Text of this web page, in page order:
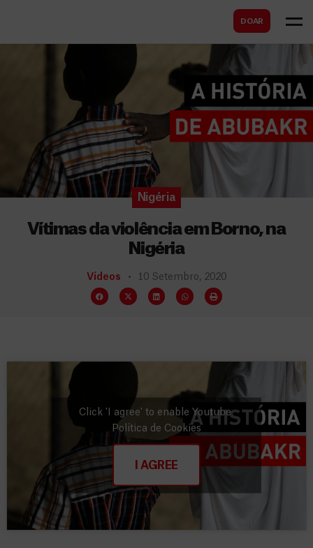
DOAR
Nigéria
Vítimas da violência em Borno, na
Nigéria
Vídeos 10 Setembro, 2020
Click 'I agree' to enable Youtube
Política de Cookies
I AGREE
r